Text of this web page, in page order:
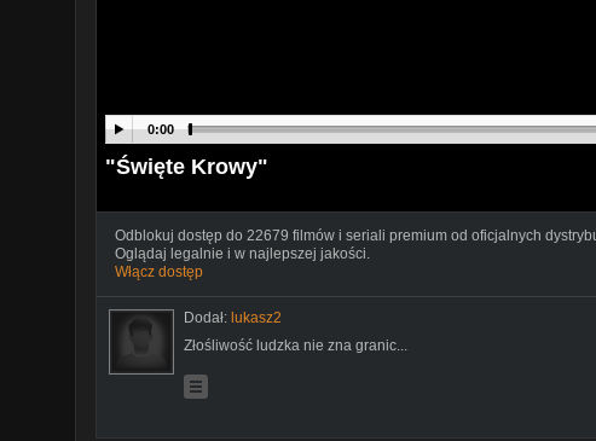
0:00
"Święte Krowy"
Odblokuj dostęp do 22679 filmów i seriali premium od oficjalnych
Oglądaj legalnie i w najlepszej jakości.
Włącz dostęp
Dodał: lukasz2
Złośliwość ludzka nie zna granic...